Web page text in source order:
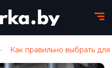
Как правильно выбрать